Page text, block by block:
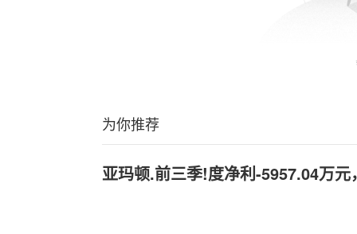
为你推荐
亚玛顿.前三季!度净利-5957.04万元